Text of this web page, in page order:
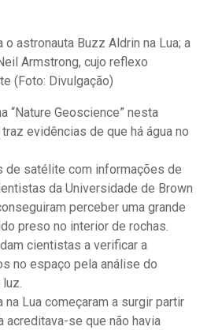
astronauta Buzz Aldrin na Lua; a
Armstrong, cujo reflexo
(Foto: Divulgação)
“Nature Geoscience” nesta
evidências de que há água no
de satélite com informações de
da Universidade de Brown
perceber uma grande
preso no interior de rochas.
cientistas a verificar a
no espaço pela análise do
na Lua começaram a surgir partir
acreditava-se que não havia